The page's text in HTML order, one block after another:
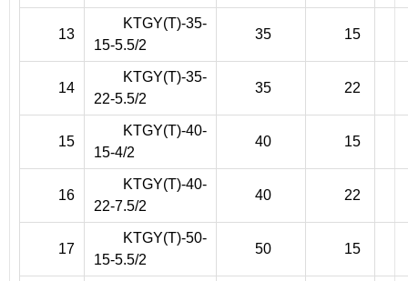
13
KTGY(T)-35-
15-5.5/2
35 15
14
KTGY(T)-35-
22-5.5/2
35 22
15
KTGY(T)-40-
15-4/2
40 15
16
KTGY(T)-40-
22-7.5/2
40 22
17
KTGY(T)-50-
15-5.5/2
50 15